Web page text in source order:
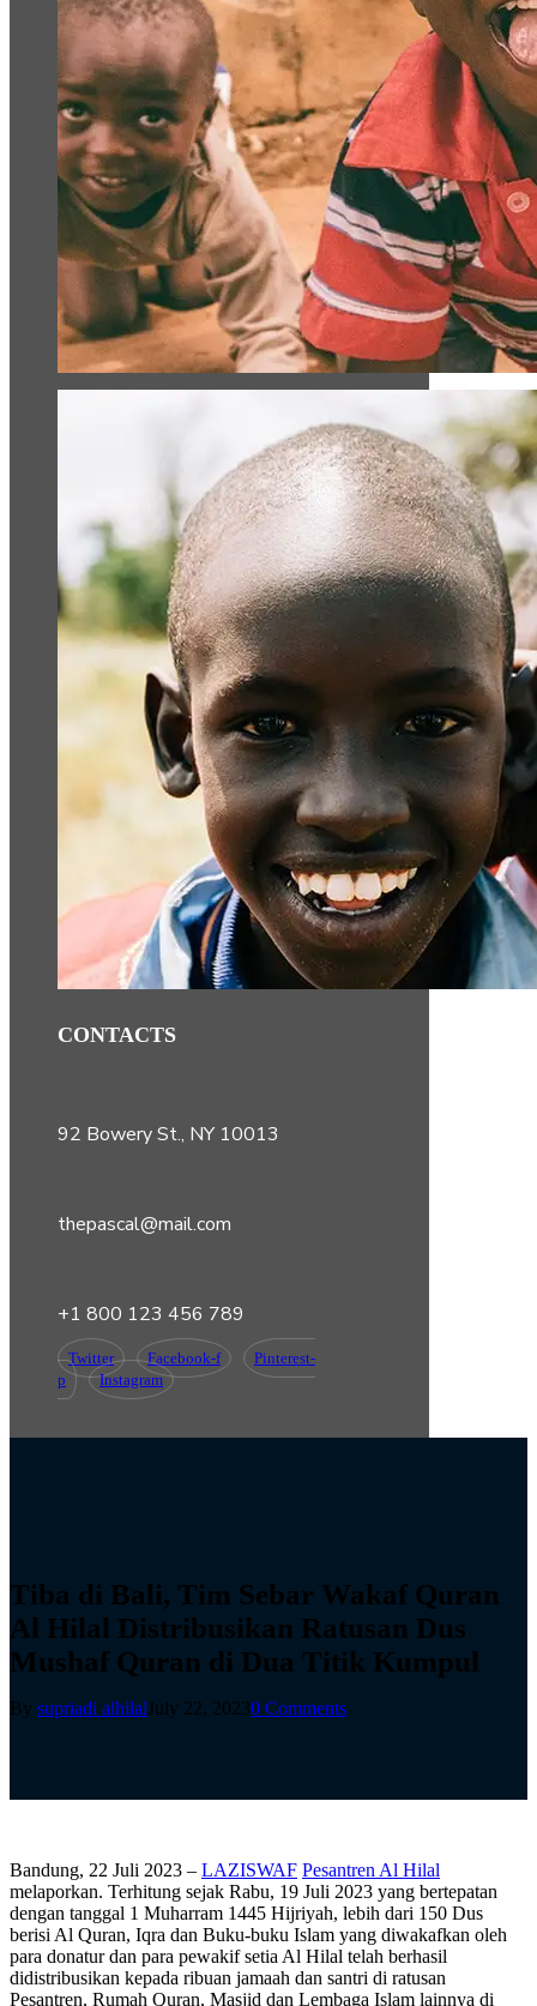
CONTACTS
92 Bowery St., NY 10013
thepascal@mail.com
+1 800 123 456 789
Twitter Facebook-f
Pinterest-
p
Instagram
Tiba di Bali, Tim Sebar Wakaf Quran
Al Hilal Distribusikan Ratusan Dus
Mushaf Quran di Dua Titik Kumpul
By supriadi alhilal July 22, 20230 Comments
Bandung, 22 Juli 2023 – LAZISWAF Pesantren Al Hilal
melaporkan. Terhitung sejak Rabu, 19 Juli 2023 yang bertepatan
dengan tanggal 1 Muharram 1445 Hijriyah, lebih dari 150 Dus
berisi Al Quran, Iqra dan Buku-buku Islam yang diwakafkan oleh
para donatur dan para pewakif setia Al Hilal telah berhasil
didistribusikan kepada ribuan jamaah dan santri di ratusan
Pesantren, Rumah Quran, Masjid dan Lembaga Islam lainnya di